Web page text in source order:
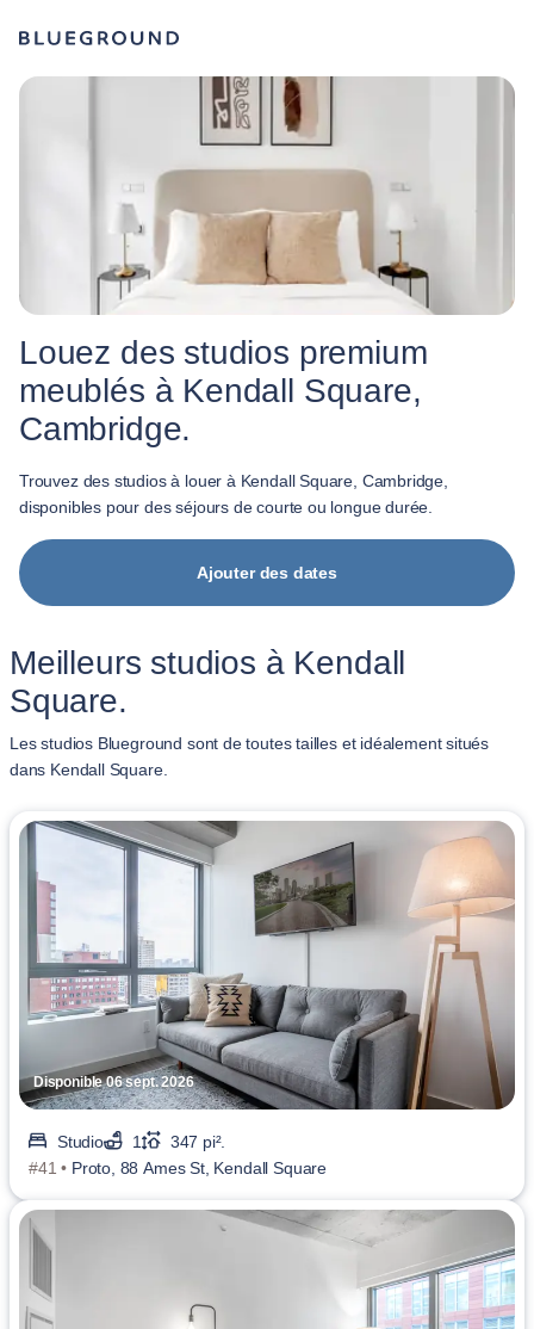
Louez des studios premium
meublés à Kendall Square,
Cambridge.
Trouvez des studios à louer à Kendall Square, Cambridge,
disponibles pour des séjours de courte ou longue durée.
Ajouter des dates
Meilleurs studios à Kendall
Square.
Les studios Blueground sont de toutes tailles et idéalement situés
dans Kendall Square.
Disponible 06 sept. 2026
Studio 1
347 pi².
#41 • Proto, 88 Ames St, Kendall Square